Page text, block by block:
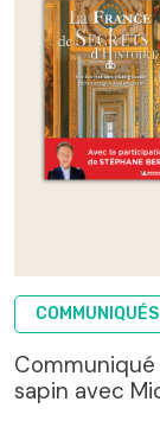
Communiqué
sapin avec